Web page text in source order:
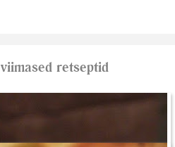
viimased retseptid